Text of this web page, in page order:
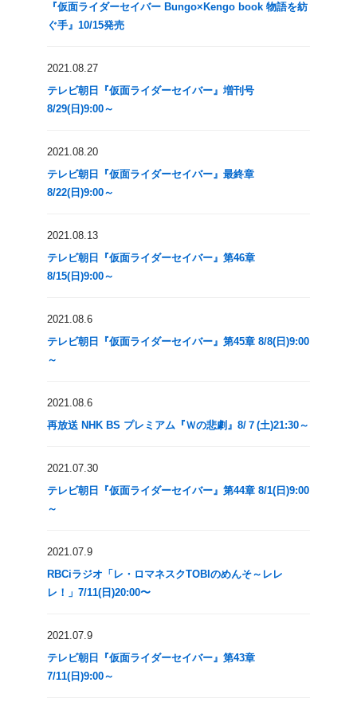
『仮面ライダーセイバー Bungo×Kengo book 物語を紡
ぐ手』10/15発売
2021.08.27
テレビ朝日『仮面ライダーセイバー』増刊号
8/29(日)9:00～
2021.08.20
テレビ朝日『仮面ライダーセイバー』最終章
8/22(日)9:00～
2021.08.13
テレビ朝日『仮面ライダーセイバー』第46章
8/15(日)9:00～
2021.08.6
テレビ朝日『仮面ライダーセイバー』第45章 8/8(日)9:00
～
2021.08.6
再放送 NHK BS プレミアム『Ｗの悲劇』8/７(土)21:30～
2021.07.30
テレビ朝日『仮面ライダーセイバー』第44章 8/1(日)9:00
～
2021.07.9
RBCiラジオ「レ・ロマネスクTOBIのめんそ～レレ
レ！」7/11(日)20:00〜
2021.07.9
テレビ朝日『仮面ライダーセイバー』第43章
7/11(日)9:00～